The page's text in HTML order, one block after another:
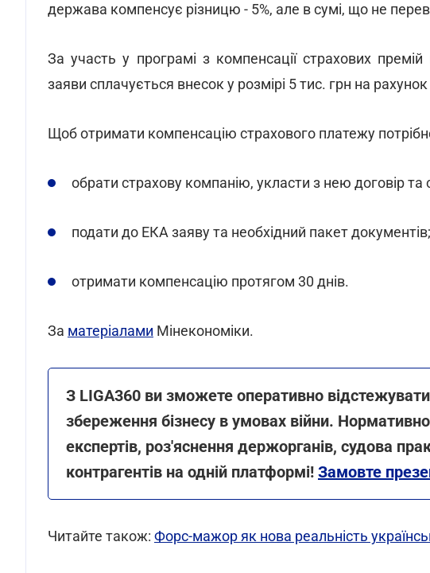
держава компенсує різницю - 5%, але в сумі, що не
За участь у програмі з компенсації страхових
заяви сплачується внесок у розмірі 5 тис. грн на
Щоб отримати компенсацію страхового платежу
обрати страхову компанію, укласти з нею договір та
подати до ЕКА заяву та необхідний пакет документів;
отримати компенсацію протягом 30 днів.
За матеріалами Мінекономіки.
З LIGA360 ви зможете оперативно
збереження бізнесу в умовах війни.
експертів, роз'яснення держорганів, судова
контрагентів на одній платформі! Замовте
Читайте також: Форс-мажор як нова реальність